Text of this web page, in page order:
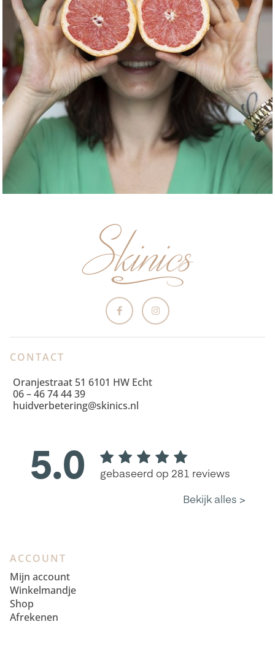
CONTACT
Oranjestraat 51 6101 HW Echt
06 – 46 74 44 39
huidverbetering@skinics.nl
ACCOUNT
Mijn account
Winkelmandje
Shop
Afrekenen